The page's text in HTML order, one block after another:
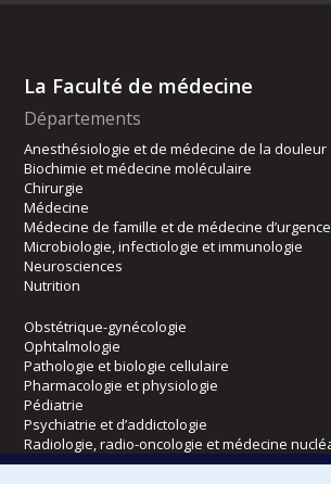
La Faculté de médecine
Départements
Anesthésiologie et de médecine de la douleur
Biochimie et médecine moléculaire
Chirurgie
Médecine
Médecine de famille et de médecine d’urgence
Microbiologie, infectiologie et immunologie
Neurosciences
Nutrition
Obstétrique-gynécologie
Ophtalmologie
Pathologie et biologie cellulaire
Pharmacologie et physiologie
Pédiatrie
Psychiatrie et d’addictologie
Radiologie, radio-oncologie et médecine